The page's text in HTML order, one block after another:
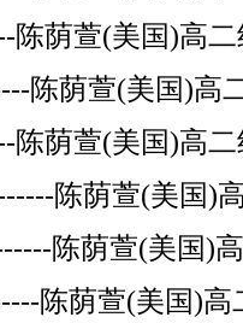
陈荫萱(美国)高
陈荫萱(美国)高
陈荫萱(美国)高
陈荫萱(美国)
陈荫萱(美国)
陈荫萱(美国)高